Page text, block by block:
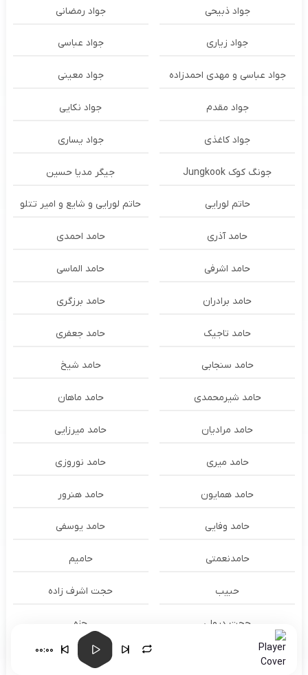
جواد ذبیحی جواد رمضانی
جواد زیاری جواد عباسی
جواد عباسی و مهدی احمدزاده جواد معینی
جواد مقدم جواد نکایی
جواد کاغذی جواد یساری
جونگ کوک Jungkook جیگر مدیا حسین
حاتم لورایی حاتم لورایی و شایع و امیر تتلو
حامد آذری حامد احمدی
حامد اشرفی حامد الماسی
حامد برادران حامد برزگری
حامد تاجیک حامد جعفری
حامد سنجابی حامد شیخ
حامد شیرمحمدی حامد ماهان
حامد مرادیان حامد میرزایی
حامد میری حامد نوروزی
حامد همایون حامد هنرور
حامد وفایی حامد یوسفی
حامدنعمتی حامیم
حبیب حجت اشرف زاده
حجت درولی حزه
حسام الدين سراج حسام الدین سراج00:00